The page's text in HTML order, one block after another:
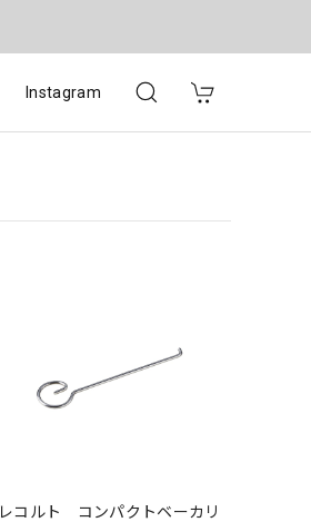
Instagram
レコルト コンパクトベーカリ